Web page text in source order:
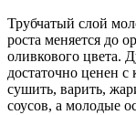
Трубчатый слой
роста меняется до
оливкового цвета.
достаточно ценен
сушить, варить,
соусов, а молодые